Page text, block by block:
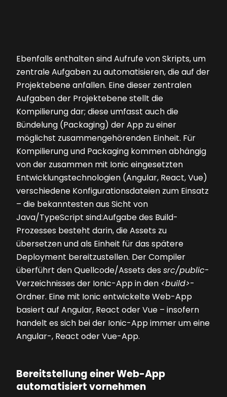
Ebenfalls enthalten sind Aufrufe von Skripts, um
zentrale Aufgaben zu automatisieren, die auf der
Projektebene anfallen. Eine dieser zentralen
Aufgaben der Projektebene stellt die
Kompilierung dar; diese umfasst auch die
Bündelung (Packaging) der App zu einer
möglichst zusammengehörenden Einheit. Für
Kompilierung und Packaging kommen abhängig
von der zusammen mit Ionic eingesetzten
Entwicklungstechnologien (Angular, React, Vue)
verschiedene Konfigurationsdateien zum Einsatz
– die bekanntesten aus Sicht von
Java/TypeScript sind:Aufgabe des Build-
Prozesses besteht darin, die Assets zu
übersetzen und als Einheit für das spätere
Deployment bereitzustellen. Der Compiler
überführt den Quellcode/Assets des src/public-
Verzeichnisses der Ionic-App in den <build>-
Ordner. Eine mit Ionic entwickelte Web-App
basiert auf Angular, React oder Vue – insofern
handelt es sich bei der Ionic-App immer um eine
Angular-, React oder Vue-App.
Bereitstellung einer Web-App
automatisiert vornehmen